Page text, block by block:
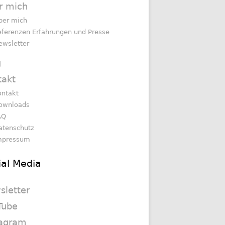
mich
mich
Erfahrungen und Presse
Media